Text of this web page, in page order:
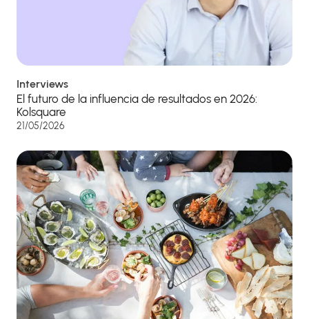
Interviews
El futuro de la influencia de resultados en 2026:
Kolsquare
21/05/2026